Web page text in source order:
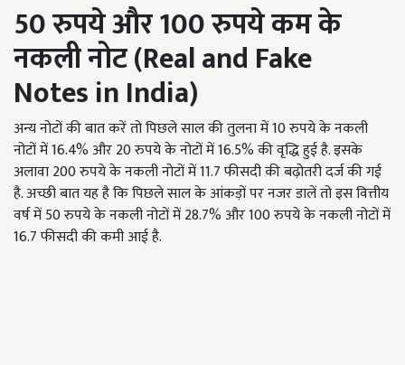
50 रुपये और100 रुपये कम के
नकली नोट (Real and Fake
Notes in India)
अन्य नोटों की बात करें तो पिछले साल की तुलना में 10 रुपये के नकली
नोटों में16.4% और20 रुपये के नोटों में16.5% की वृद्धि हुई है. इसके
अलावा 200 रुपये के नकली नोटों में 11.7 फीसदी की बढ़ोतरी दर्ज की गई
है. अच्छी बात यह है कि पिछले साल के आंकड़ों पर नजर डालें तो इस वित्तीय
वर्ष में 50 रुपये के नकली नोटों में 28.7% और 100 रुपये के नकली नोटों में
16.7 फीसदी की कमी आई है.